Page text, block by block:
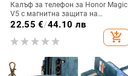
Калъф за телефон за Honor Magic
V5 с магнитна защита на
централната ос, пълна защита на
електроплатиране, защита срещу
22.55 €/44.10 лв
add_shopping_cart